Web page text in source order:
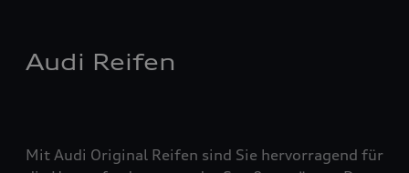
Audi Reifen
Mit Audi Original Reifen sind Sie hervorragend für